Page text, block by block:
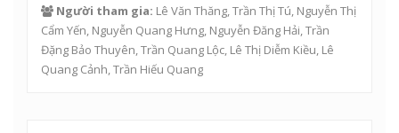
Người tham gia: Lê Văn Thăng,Trần Thị Tú, Nguyễn Thị
Cẩm Yến, Nguyễn Quang Hưng, Nguyễn Đăng Hải,Trần
Đặng Bảo Thuyên,Trần Quang Lộc, Lê Thị Diễm Kiều, Lê
Quang Cảnh,Trần Hiếu Quang